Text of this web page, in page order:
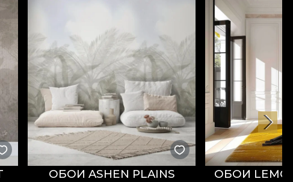
ОБОИ ASHEN PLAINS ОБОИ